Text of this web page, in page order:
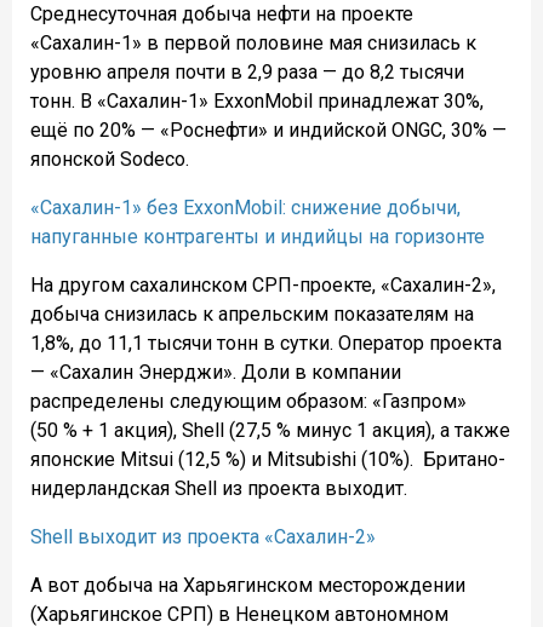
Среднесуточная добыча нефти на проекте
«Сахалин-1» в первой половине мая снизилась к
уровню апреля почти в 2,9 раза — до 8,2 тысячи
тонн. В «Сахалин-1» ExxonMobil принадлежат 30%,
ещё по 20% — «Роснефти» и индийской ONGC, 30% —
японской Sodeco.
«Сахалин-1» без ExxonMobil: снижение добычи,
напуганные контрагенты и индийцы на горизонте
На другом сахалинском СРП-проекте, «Сахалин-2»,
добыча снизилась к апрельским показателям на
1,8%, до 11,1 тысячи тонн в сутки. Оператор проекта
— «Сахалин Энерджи». Доли в компании
распределены следующим образом: «Газпром»
(50 % + 1 акция), Shell (27,5 % минус 1 акция), а также
японские Mitsui (12,5 %) и Mitsubishi (10%). Британо-
нидерландская Shell из проекта выходит.
Shell выходит из проекта «Сахалин-2»
А вот добыча на Харьягинском месторождении
(Харьягинское СРП) в Ненецком автономном